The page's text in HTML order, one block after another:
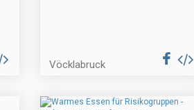
Vöcklabruck